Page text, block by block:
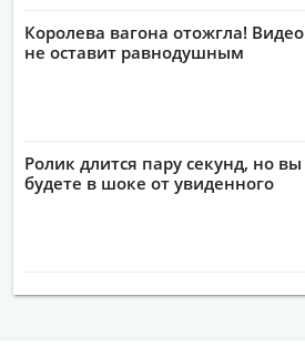
Королева вагона отожгла! Видео
не оставит равнодушным
Ролик длится пару секунд, но вы
будете в шоке от увиденного